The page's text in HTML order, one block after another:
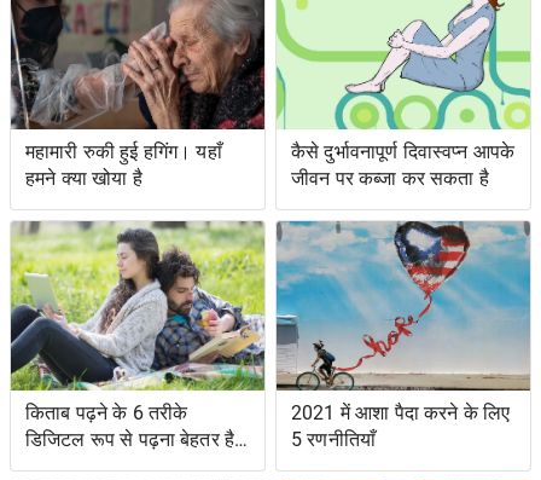
महामारी रुकी हुई हगिंग। यहाँ
हमने क्या खोया है
कैसे दुर्भावनापूर्ण दिवास्वप्न आपके
जीवन पर कब्जा कर सकता है
किताब पढ़ने के 6 तरीके
डिजिटल रूप से पढ़ना बेहतर है,
हाथ नीचे करें
2021 में आशा पैदा करने के लिए
5 रणनीतियाँ